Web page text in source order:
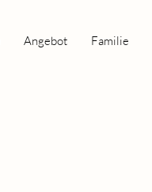
Angebot Familie